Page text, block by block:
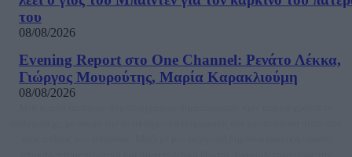
του
08/08/2026
Evening Report στο One Channel: Ρενάτο Λέκκα,
Γιώργος Μουρούτης, Μαρία Καρακλιούμη
08/08/2026